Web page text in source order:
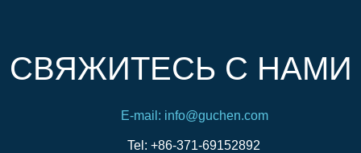
СВЯЖИТЕСЬ С НАМИ
E-mail: info@guchen.com
Tel: +86-371-69152892